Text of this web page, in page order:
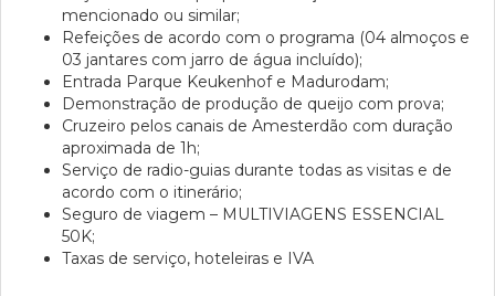
mencionado ou similar;
Refeições de acordo com o programa (04 almoços e
03 jantares com jarro de água incluído);
Entrada Parque Keukenhof e Madurodam;
Demonstração de produção de queijo com prova;
Cruzeiro pelos canais de Amesterdão com duração
aproximada de 1h;
Serviço de radio-guias durante todas as visitas e de
acordo com o itinerário;
Seguro de viagem – MULTIVIAGENS ESSENCIAL
50K;
Taxas de serviço, hoteleiras e IVA